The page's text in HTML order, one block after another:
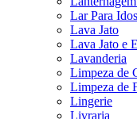
Lar Para
Lava Jato
Lava Jato e
Lavanderia
Limpeza de
Limpeza de
Lingerie
Livraria